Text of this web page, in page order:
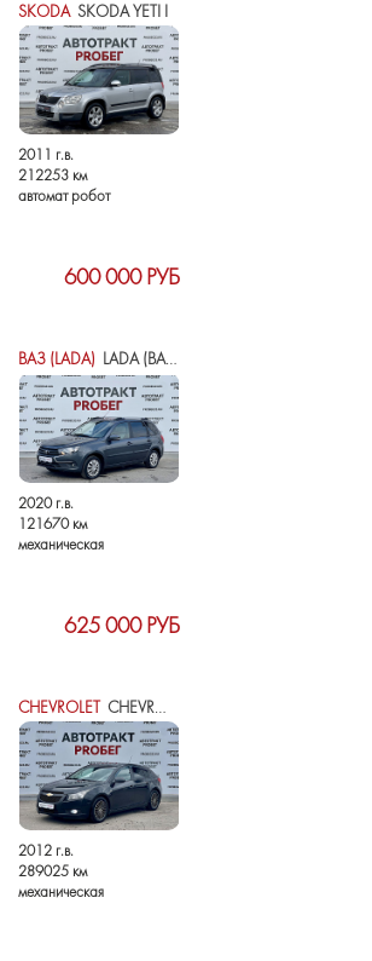
SKODASKODA YETI I
2011 г.в.
212253 км
автомат робот
600 000 РУБ
ВАЗ (LADA) LADA (ВАЗ) GRANTA I РЕСТАЙЛИНГ
2020 г.в.
121670 км
механическая
625 000 РУБ
CHEVROLET CHEVROLET CRUZE I
2012 г.в.
289025 км
механическая